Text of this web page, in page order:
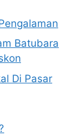
Batubara
Di Pasar